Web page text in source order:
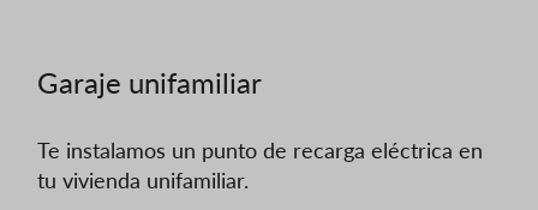
Garaje unifamiliar
Te instalamos un punto de recarga eléctrica en
tu vivienda unifamiliar.